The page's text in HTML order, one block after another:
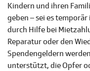
Kindern und ihren
geben – sei es
durch Hilfe bei
Reparatur oder den
Spendengeldern
unterstützt, die Opfer